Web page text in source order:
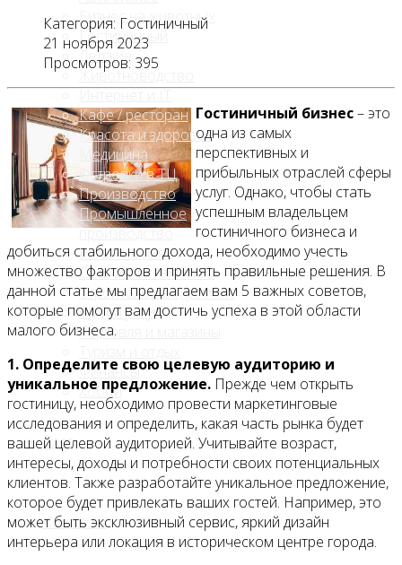
Бизнес на животных
Гостиничный
Детские
Животноводство
Кафе / ресторан
Красота и здоровье
Медицина
Островки в ТЦ
Производство
Промышленное
производство
Развлечения
Сельское хозяйство
Строительство, ремонт
Сфера услуг
Торговля и магазины
Финансы
Хобби
Блог
Контакты
Категория: Гостиничный
21 ноября 2023
Просмотров: 395
Гостиничный бизнес– это
одна из самых
перспективных и
прибыльных отраслей сферы
услуг. Однако, чтобы стать
успешным владельцем
гостиничного бизнеса и
добиться стабильного дохода, необходимо учесть
множество факторов и принять правильные решения. В
данной статье мы предлагаем вам 5 важных советов,
которые помогут вам достичь успеха в этой области
малого бизнеса.
1. Определите свою целевую аудиторию и
уникальное предложение. Прежде чем открыть
гостиницу, необходимо провести маркетинговые
исследования и определить, какая часть рынка будет
вашей целевой аудиторией. Учитывайте возраст,
интересы, доходы и потребности своих потенциальных
клиентов. Также разработайте уникальное предложение,
которое будет привлекать ваших гостей. Например, это
может быть эксклюзивный сервис, яркий дизайн
интерьера или локация в историческом центре города.